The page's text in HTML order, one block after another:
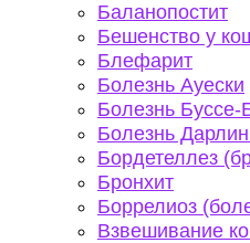
Баланопостит
Бешенство у
Блефарит
Болезнь Ауески
Болезнь Буссе-
Болезнь
Бордетеллез
Бронхит
Боррелиоз
Взвешивание